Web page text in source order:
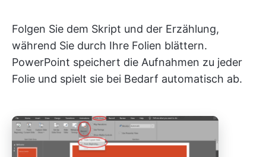
Folgen Sie dem Skript und der Erzählung,
während Sie durch Ihre Folien blättern.
PowerPoint speichert die Aufnahmen zu jeder
Folie und spielt sie bei Bedarf automatisch ab.